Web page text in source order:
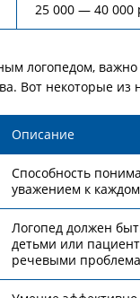
25 000 — 40 000
логопедом,
Вот некоторые из
Описание
Способность
уважением к
Логопед должен
детьми или
речевыми